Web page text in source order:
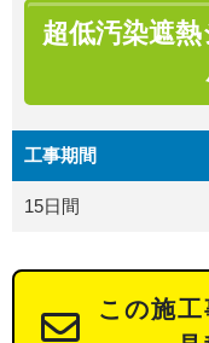
超低汚染遮
工事期間
15日間
この施